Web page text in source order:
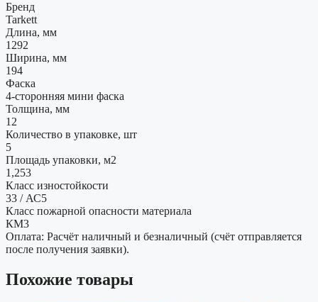
Бренд
Tarkett
Длина, мм
1292
Ширина, мм
194
Фаска
4-сторонняя мини фаска
Толщина, мм
12
Количество в упаковке, шт
5
Площадь упаковки, м2
1,253
Класс изностойкости
33 / АС5
Класс пожарной опасности материала
КМ3
Оплата: Расчёт наличный и безналичный (счёт отправляется
после получения заявки).
Похожие товары